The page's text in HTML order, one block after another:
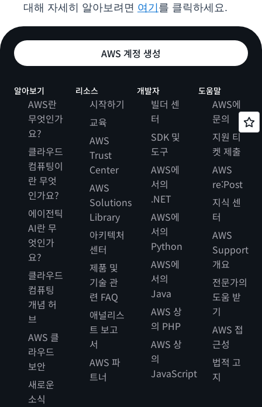
대해 자세히 알아보려면 여기 를 클릭하세요.
AWS 계정 생성
알아보기
AWS란
무엇인가
요?
클라우드
컴퓨팅이
란 무엇
인가요?
에이전틱
AI란 무
엇인가
요?
클라우드
컴퓨팅
개념 허
브
AWS 클
라우드
보안
새로운
소식
리소스
시작하기
교육
AWS
Trust
Center
AWS
Solutions
Library
아키텍처
센터
제품 및
기술 관
련 FAQ
애널리스
트 보고
서
AWS 파
트너
개발자
빌더 센
터
SDK 및
도구
AWS에
서의
.NET
AWS에
서의
Python
AWS에
서의
Java
AWS 상
의 PHP
AWS 상
의
JavaScript
도움말
AWS에
문의
지원 티
켓 제출
AWS
re:Post
지식 센
터
AWS
Support
개요
전문가의
도움 받
기
AWS 접
근성
법적 고
지